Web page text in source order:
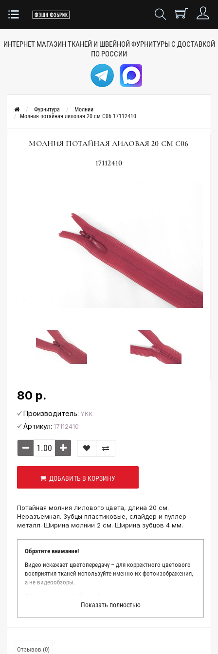
ИНТЕРНЕТ МАГАЗИН ТКАНЕЙ И ШВЕЙНОЙ ФУРНИТУРЫ С ДОСТАВКОЙ
ПО РОССИИ
Фурнитура
Молнии
Молния потайная лиловая 20 см C06 17112410
МОЛНИЯ ПОТАЙНАЯ ЛИЛОВАЯ 20 СМ C06
17112410
80 р.
Производитель: YKK
Артикул: 17112410
ДОБАВИТЬ В КОРЗИНУ
Потайная молния лилового цвета, длина 20 см.
Неразъемная. Зубцы пластиковые, слайдер и пуллер -
металл. Ширина молнии 2 см. Ширина зубцов 4 мм.
Обратите внимание!
Видео искажает цветопередачу – для корректного цветового
восприятия тканей используйте именно их фотоизображения,
а не видеообзоры.
Мы делаем все возможное, чтобы точно описать цвет каждой
ткани из нашего каталога. Мы осматриваем и фотографируем
Показать полностью
Отзывов (0)